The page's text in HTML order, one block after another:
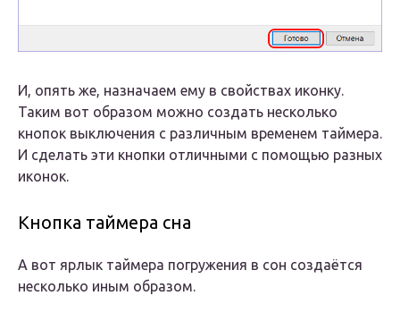
И, опять же, назначаем ему в свойствах иконку.
Таким вот образом можно создать несколько
кнопок выключения с различным временем таймера.
И сделать эти кнопки отличными с помощью разных
иконок.
Кнопка таймера сна
А вот ярлык таймера погружения в сон создаётся
несколько иным образом.